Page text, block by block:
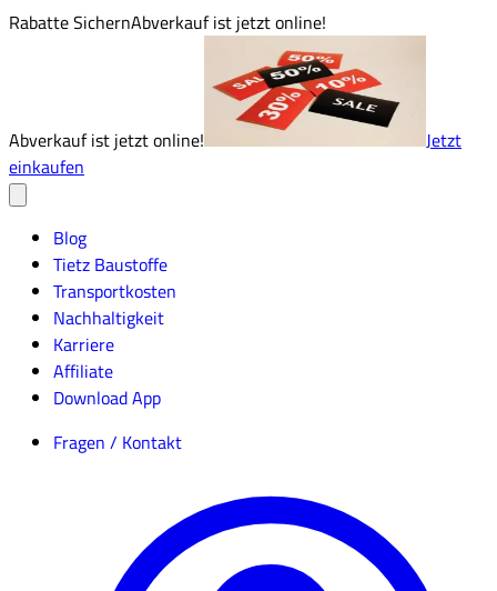
Rabatte SichernAbverkauf ist jetzt online!
Abverkauf ist jetzt online!
Jetzt
einkaufen
Blog
Tietz Baustoffe
Transportkosten
Nachhaltigkeit
Karriere
Affiliate
Download App
Fragen / Kontakt